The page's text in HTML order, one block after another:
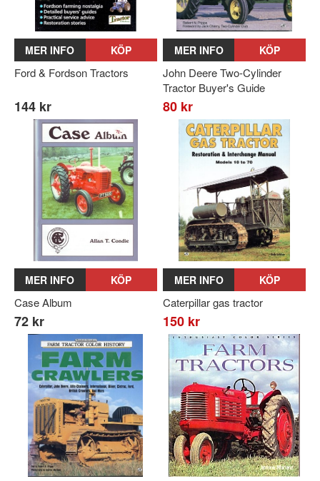
MER INFO KÖP
Ford & Fordson Tractors
144 kr
MER INFO KÖP
John Deere Two-Cylinder
Tractor Buyer's Guide
80 kr
MER INFO KÖP
Case Album
72 kr
MER INFO KÖP
Caterpillar gas tractor
150 kr